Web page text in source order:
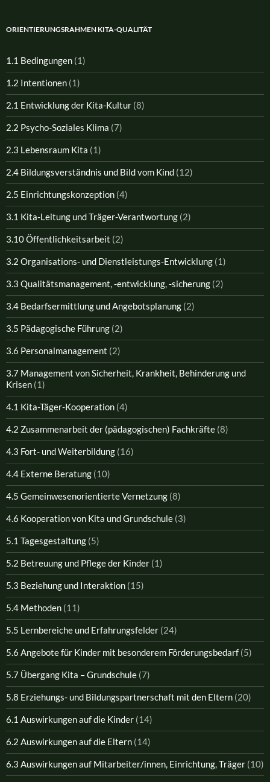
ORIENTIERUNGSRAHMEN KITA-QUALITÄT
1.1 Bedingungen (1)
1.2 Intentionen (1)
2.1 Entwicklung der Kita-Kultur (8)
2.2 Psycho-Soziales Klima (7)
2.3 Lebensraum Kita (1)
2.4 Bildungsverständnis und Bild vom Kind (12)
2.5 Einrichtungskonzeption (4)
3.1 Kita-Leitung und Träger-Verantwortung (2)
3.10 Öffentlichkeitsarbeit (2)
3.2 Organisations- und Dienstleistungs-Entwicklung (1)
3.3 Qualitätsmanagement, -entwicklung, -sicherung (2)
3.4 Bedarfsermittlung und Angebotsplanung (2)
3.5 Pädagogische Führung (2)
3.6 Personalmanagement (2)
3.7 Management von Sicherheit, Krankheit, Behinderung und
Krisen (1)
4.1 Kita-Täger-Kooperation (4)
4.2 Zusammenarbeit der (pädagogischen) Fachkräfte (8)
4.3 Fort- und Weiterbildung (16)
4.4 Externe Beratung (10)
4.5 Gemeinwesenorientierte Vernetzung (8)
4.6 Kooperation von Kita und Grundschule (3)
5.1 Tagesgestaltung (5)
5.2 Betreuung und Pflege der Kinder (1)
5.3 Beziehung und Interaktion (15)
5.4 Methoden (11)
5.5 Lernbereiche und Erfahrungsfelder (24)
5.6 Angebote für Kinder mit besonderem Förderungsbedarf (5)
5.7 Übergang Kita – Grundschule (7)
5.8 Erziehungs- und Bildungspartnerschaft mit den Eltern (20)
6.1 Auswirkungen auf die Kinder (14)
6.2 Auswirkungen auf die Eltern (14)
6.3 Auswirkungen auf Mitarbeiter/innen, Einrichtung, Träger (10)